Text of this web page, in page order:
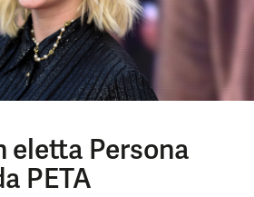
eletta Persona
PETA